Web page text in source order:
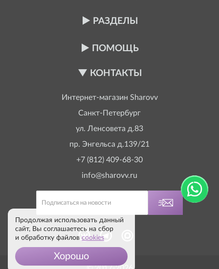
РАЗДЕЛЫ
ПОМОЩЬ
КОНТАКТЫ
Интернет-магазин Sharovv
Санкт-Петербург
ул. Ленсовета д.83
пр. Энгельса д.139/21
+7 (812) 409-68-30
info@sharovv.ru
Продолжая использовать данный
сайт, Вы соглашаетесь на сбор
и обработку файлов cookies
Хорошо